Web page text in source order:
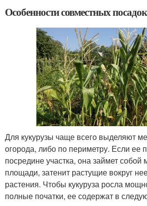
Особенности совместных
Для кукурузы чаще всего выделяют
огорода, либо по периметру. Если ее
посредине участка, она займет собой
площади, затенит растущие вокруг
растения. Чтобы кукуруза росла
полные початки, ее содержат в